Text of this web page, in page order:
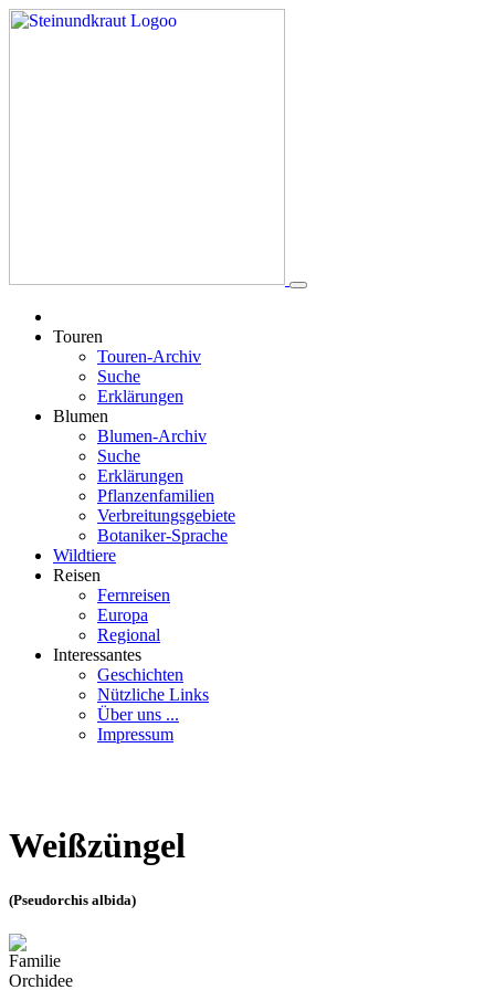
Touren
Touren-Archiv
Suche
Erklärungen
Blumen
Blumen-Archiv
Suche
Erklärungen
Pflanzenfamilien
Verbreitungsgebiete
Botaniker-Sprache
Wildtiere
Reisen
Fernreisen
Europa
Regional
Interessantes
Geschichten
Nützliche Links
Über uns ...
Impressum
Weißzüngel
(Pseudorchis albida)
Familie
Orchidee